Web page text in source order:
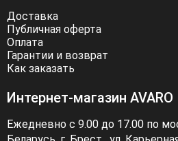
Доставка
Публичная оферта
Оплата
Гарантии и возврат
Как заказать
Интернет-магазин AVARO
Ежедневно с 9.00 до 17.00 по